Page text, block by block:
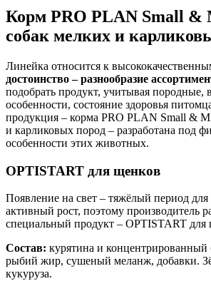
Корм PRO PLAN Small &
собак мелких и
Линейка относится к
достоинство – разнообразие
подобрать продукт, учитывая породные,
особенности, состояние здоровья
продукция – корма PRO PLAN Small &
и карликовых пород – разработана под
особенности этих животных.
OPTISTART для щенков
Появление на свет – тяжёлый период
активный рост, поэтому производитель
специальный продукт – OPTISTART для
Состав: курятина и
рыбий жир, сушеный меланж, добавки.
кукуруза.